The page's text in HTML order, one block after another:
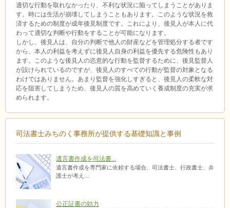
適切な行動を取れなかったり、不利な状況に陥ってしまうことがありま
す。時には生活が崩壊してしまうこともあります。このような状況を救
済するための制度が成年後見制度です。これにより、後見人が本人に代
わって適切な判断や行動をすることが可能になります。
しかし、後見人は、自分の判断で他人の財産などを管理処分する者です
から、本人の利益を考えずに後見人自身の利益を優先する危険性もあり
ます。このような後見人の恣意的な行動を監督するために、後見監督人
が設けられているのですが、後見人のすべての行動が監督の対象となる
わけではありません。あまり監督を強化しすぎると、後見人の柔軟な対
応を阻害してしまうため、後見人の質を高めていく養成制度の充実が求
められます。
司法書士みちのく事務所が提供する基礎知識と事例
遺言書作成を司法書...
遺言書作成を専門家に依頼する場合、司法書士、行政書士、弁
護士が考え...
公正証書の効力